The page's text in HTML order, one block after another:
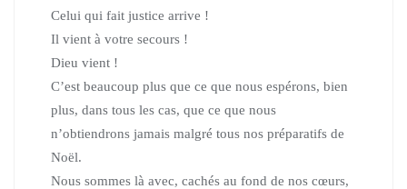
Celui qui fait justice arrive !
Il vient à votre secours !
Dieu vient !
C’est beaucoup plus que ce que nous espérons, bien
plus, dans tous les cas, que ce que nous
n’obtiendrons jamais malgré tous nos préparatifs de
Noël.
Nous sommes là avec, cachés au fond de nos cœurs,